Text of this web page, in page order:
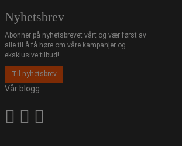
Nyhetsbrev
Abonner på nyhetsbrevet vårt og vær først av
alle til å få høre om våre kampanjer og
eksklusive tilbud!
Til nyhetsbrev
Vår blogg